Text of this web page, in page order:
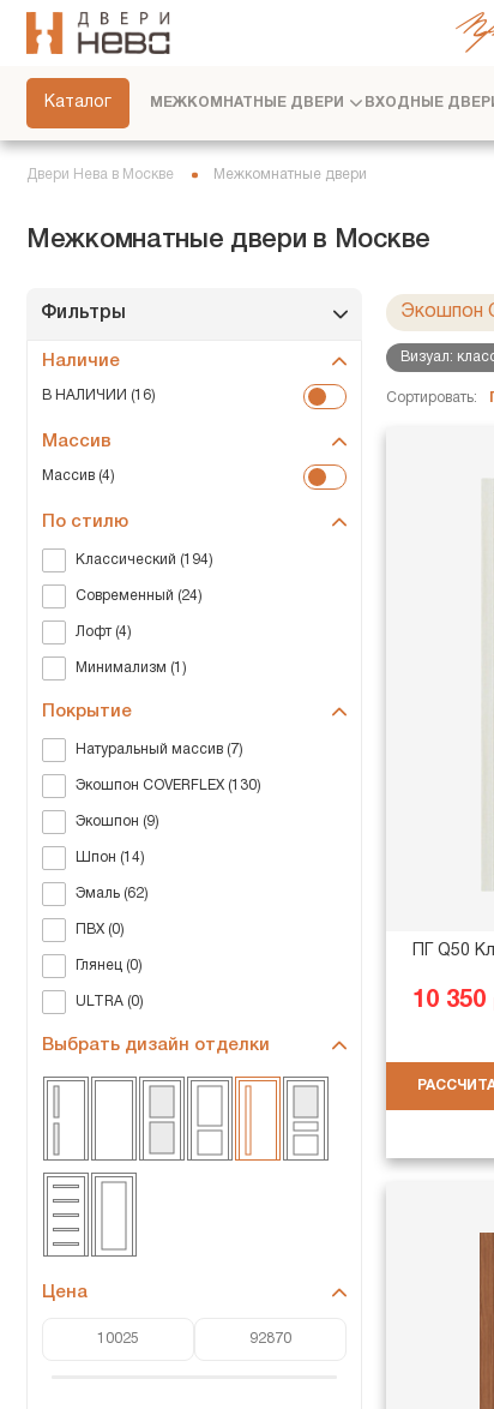
Каталог
СКРЫТЫЕ ДВЕРИ
СЕРВИС
МЕЖКОМНАТНЫЕ ДВЕРИ ВХОДНЫЕ
Двери Нева в Москве Межкомнатные двери
Межкомнатные двери в Москве
Фильтры
Наличие
В НАЛИЧИИ (16)
Массив
Массив (4)
По стилю
Классический (194)
Современный (24)
Лофт (4)
Минимализм (1)
Покрытие
Натуральный массив (7)
Экошпон COVERFLEX (130)
Экошпон (9)
Шпон (14)
Эмаль (62)
ПВХ (0)
Глянец (0)
ULTRA (0)
Выбрать дизайн отделки
Цена
Экошпон
Визуал:
Сортировать:
ПГ Q50
10 350